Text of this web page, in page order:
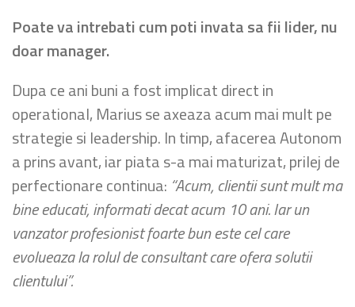
Poate va intrebati cum poti invata sa fii lider, nu
doar manager.
Dupa ce ani buni a fost implicat direct in
operational, Marius se axeaza acum mai mult pe
strategie si leadership. In timp, afacerea Autonom
a prins avant, iar piata s-a mai maturizat, prilej de
perfectionare continua: “Acum, clientii sunt mult ma
bine educati, informati decat acum 10 ani. Iar un
vanzator profesionist foarte bun este cel care
evolueaza la rolul de consultant care ofera solutii
clientului”.